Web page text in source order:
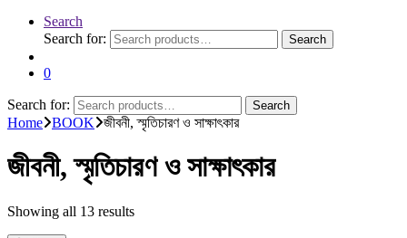
Search
Search for:
Search
0
Search for: Search
Home BOOK জীবনী, স্মৃতিচারণ ও সাক্ষাৎকার
জীবনী, স্মৃতিচারণ ও সাক্ষাৎকার
Showing all 13 results